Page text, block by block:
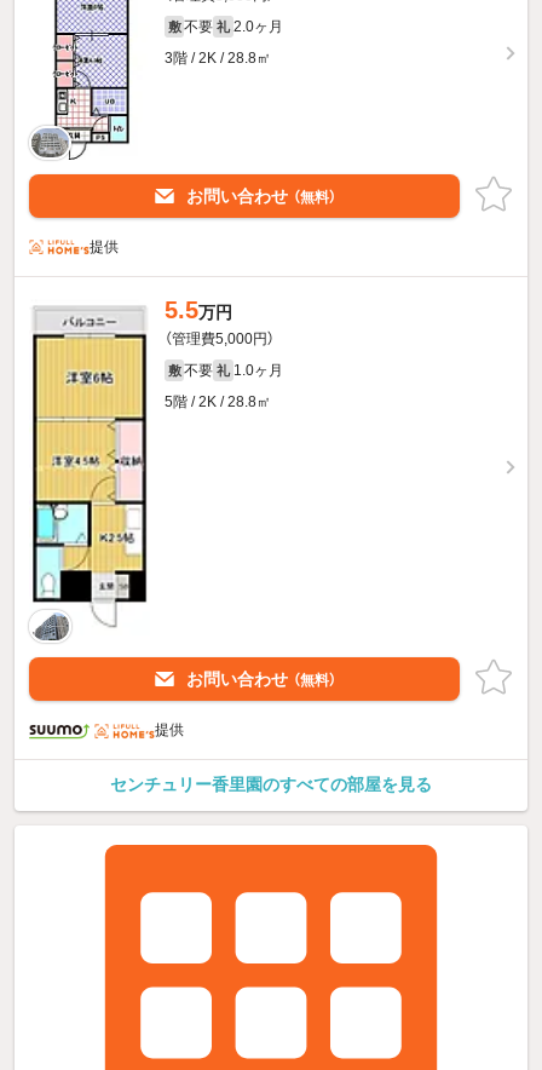
敷 不要 礼 2.0ヶ月
3階 / 2K / 28.8㎡
お問い合わせ （無料）
提供
5.5万円
（管理費5,000円）
敷 不要 礼 1.0ヶ月
5階 / 2K / 28.8㎡
お問い合わせ （無料）
提供
センチュリー香里園のすべての部屋を見る